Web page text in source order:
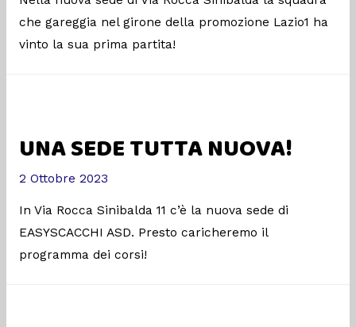
che gareggia nel girone della promozione Lazio1 ha
vinto la sua prima partita!
UNA SEDE TUTTA NUOVA!
2 Ottobre 2023
In Via Rocca Sinibalda 11 c’è la nuova sede di
EASYSCACCHI ASD. Presto caricheremo il
programma dei corsi!